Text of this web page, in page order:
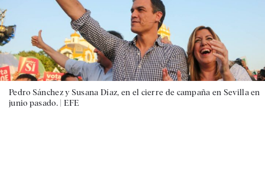
Pedro Sánchez y Susana Díaz, en el cierre de campaña en Sevilla en
junio pasado. | EFE